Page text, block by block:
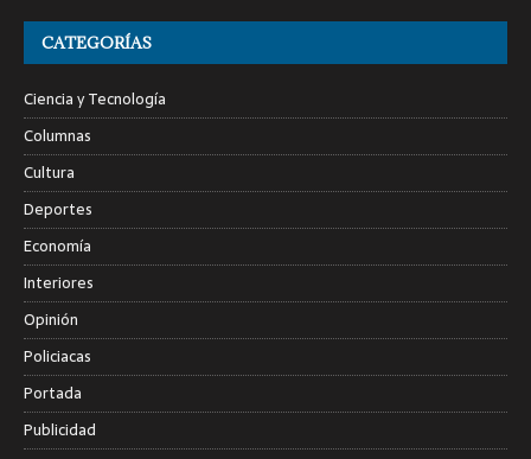
CATEGORÍAS
Ciencia y Tecnología
Columnas
Cultura
Deportes
Economía
Interiores
Opinión
Policiacas
Portada
Publicidad